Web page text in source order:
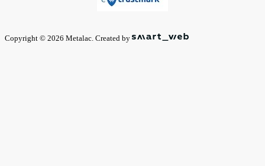
Copyright © 2026 Metalac. Created by